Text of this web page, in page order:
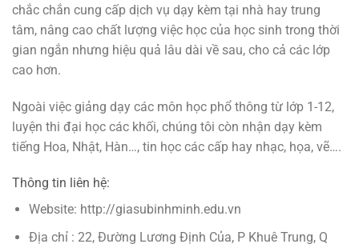
chắc chắn cung cấp dịch vụ dạy kèm tại nhà hay trung
tâm, nâng cao chất lượng việc học của học sinh trong thời
gian ngắn nhưng hiệu quả lâu dài về sau, cho cả các lớp
cao hơn.
Ngoài việc giảng dạy các môn học phổ thông từ lớp 1-12,
luyện thi đại học các khối, chúng tôi còn nhận dạy kèm
tiếng Hoa, Nhật, Hàn…, tin học các cấp hay nhạc, họa, vẽ….
Thông tin liên hệ:
Website: http://giasubinhminh.edu.vn
Địa chỉ : 22, Đường Lương Định Của, P Khuê Trung, Q